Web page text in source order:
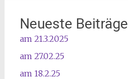
Neueste Beiträge
am 21.3.2025
am 27.02.25
am 18.2.25